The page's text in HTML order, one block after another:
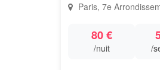
Paris, 7e
80 €
/nuit /